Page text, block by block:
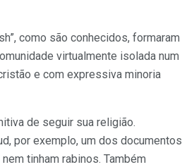
como são conhecidos, formaram
virtualmente isolada num
e com expressiva minoria
de seguir sua religião.
por exemplo, um dos documentos
tinham rabinos. Também